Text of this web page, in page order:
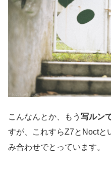
こんなんとか、もう 写ルン
すが、これすらZ7とNoctと
み合わせでとっています。